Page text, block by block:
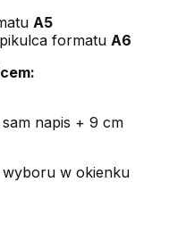
A5
formatu A6
napis + 9 cm
w okienku